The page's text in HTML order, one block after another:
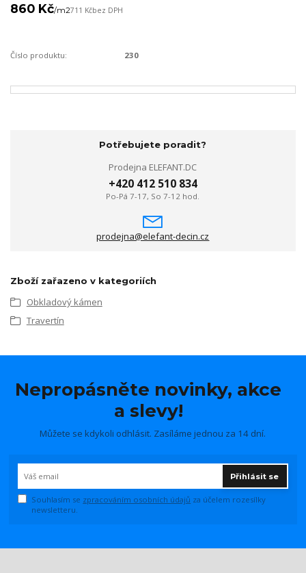
860 Kč/m2711 Kčbez DPH
Číslo produktu: 230
Potřebujete poradit?
Prodejna ELEFANT.DC
+420 412 510 834
Po-Pá 7-17, So 7-12 hod.
prodejna@elefant-decin.cz
Zboží zařazeno v kategoriích
Obkladový kámen
Travertín
Nepropásněte novinky, akce
a slevy!
Můžete se kdykoli odhlásit. Zasíláme jednou za 14 dní.
Přihlásit se
Souhlasím se zpracováním osobních údajů za účelem rozesílky
newsletteru.